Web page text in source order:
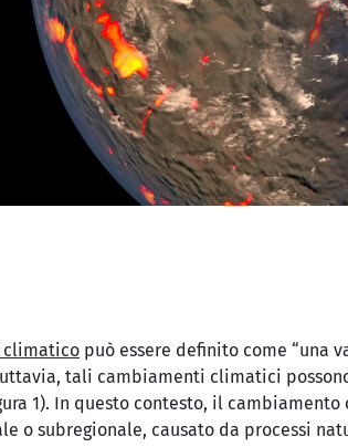
climatico può essere definito come “una
tali cambiamenti climatici
1). In questo contesto, il
o subregionale, causato da processi